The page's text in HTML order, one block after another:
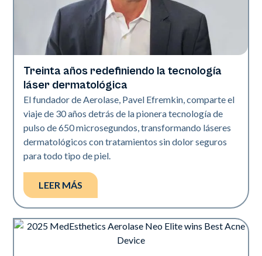
Industria
Treinta años redefiniendo la tecnología
láser dermatológica
El fundador de Aerolase, Pavel Efremkin, comparte el
viaje de 30 años detrás de la pionera tecnología de
pulso de 650 microsegundos, transformando láseres
dermatológicos con tratamientos sin dolor seguros
para todo tipo de piel.
LEER MÁS